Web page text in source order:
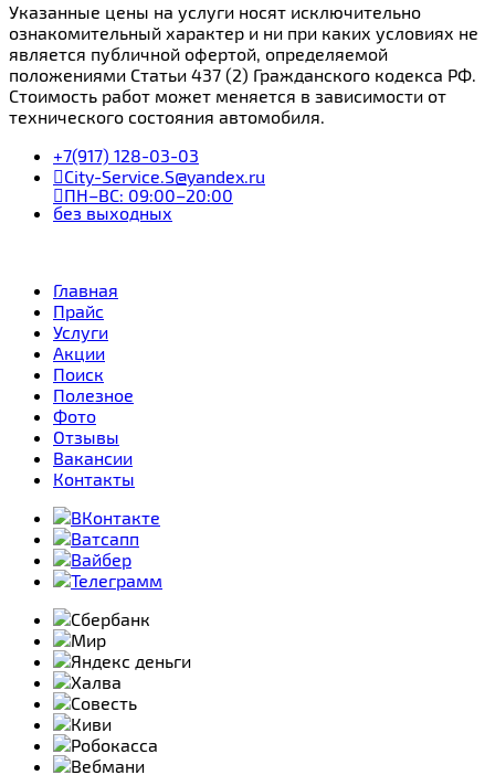
Указанные цены на услуги носят исключительно
ознакомительный характер и ни при каких условиях не
является публичной офертой, определяемой
положениями Статьи 437 (2) Гражданского кодекса РФ.
Стоимость работ может меняется в зависимости от
технического состояния автомобиля.
+7(917) 128-03-03
City-Service.S@yandex.ru
ПН–ВС: 09:00–20:00
без выходных
Главная
Прайс
Услуги
Акции
Поиск
Полезное
Фото
Отзывы
Вакансии
Контакты